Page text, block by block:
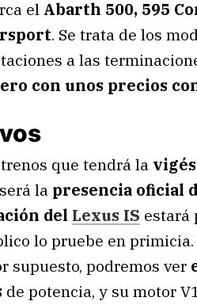
el Abarth 500, 595
. Se trata de los
a las
con unos precios
que tendrá la
será la presencia oficial
del Lexus IS estará
lo pruebe en primicia.
supuesto, podremos ver
de potencia, y su motor